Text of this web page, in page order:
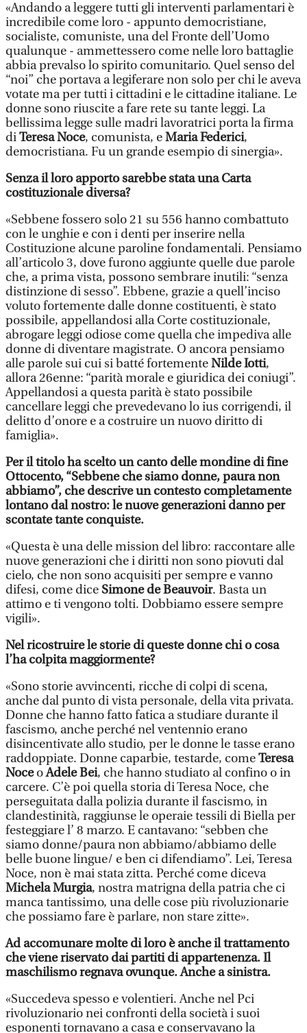
«Andando a leggere tutti gli interventi parlamentari è
incredibile come loro - appunto democristiane,
socialiste, comuniste, una del Fronte dell’Uomo
qualunque - ammettessero come nelle loro battaglie
abbia prevalso lo spirito comunitario. Quel senso del
“noi” che portava a legiferare non solo per chi le aveva
votate ma per tutti i cittadini e le cittadine italiane. Le
donne sono riuscite a fare rete su tante leggi. La
bellissima legge sulle madri lavoratrici porta la firma
diTeresa Noce, comunista, eMaria Federici,
democristiana. Fu un grande esempio di sinergia».
Senza il loro apporto sarebbe stata una Carta
costituzionale diversa?
«Sebbene fossero solo 21 su 556 hanno combattuto
con le unghie e con i denti per inserire nella
Costituzione alcune paroline fondamentali. Pensiamo
all’articolo 3, dove furono aggiunte quelle due parole
che, a prima vista, possono sembrare inutili: “senza
distinzione di sesso”. Ebbene, grazie a quell’inciso
voluto fortemente dalle donne costituenti, è stato
possibile, appellandosi alla Corte costituzionale,
abrogare leggi odiose come quella che impediva alle
donne di diventare magistrate. O ancora pensiamo
alle parole sui cui si batté fortementeNilde Iotti,
allora 26enne: “parità morale e giuridica dei coniugi”.
Appellandosi a questa parità è stato possibile
cancellare leggi che prevedevano lo ius corrigendi, il
delitto d’onore e a costruire un nuovo diritto di
famiglia».
Per il titolo ha scelto un canto delle mondine di fine
Ottocento, “Sebbene che siamo donne, paura non
abbiamo”, che descrive un contesto completamente
lontano dal nostro: le nuove generazioni danno per
scontate tante conquiste.
«Questa è una delle mission del libro: raccontare alle
nuove generazioni che i diritti non sono piovuti dal
cielo, che non sono acquisiti per sempre e vanno
difesi, come dice Simone de Beauvoir. Basta un
attimo e ti vengono tolti. Dobbiamo essere sempre
vigili».
Nel ricostruire le storie di queste donne chi o cosa
l’ha colpita maggiormente?
«Sono storie avvincenti, ricche di colpi di scena,
anche dal punto di vista personale, della vita privata.
Donne che hanno fatto fatica a studiare durante il
fascismo, anche perché nel ventennio erano
disincentivate allo studio, per le donne le tasse erano
raddoppiate. Donne caparbie, testarde, comeTeresa
NoceoAdele Bei, che hanno studiato al confino o in
carcere. C’è poi quella storia di Teresa Noce, che
perseguitata dalla polizia durante il fascismo, in
clandestinità, raggiunse le operaie tessili di Biella per
festeggiare l’ 8 marzo. E cantavano: “sebben che
siamo donne/paura non abbiamo/abbiamo delle
belle buone lingue/ e ben ci difendiamo”. Lei, Teresa
Noce, non è mai stata zitta. Perché come diceva
Michela Murgia, nostra matrigna della patria che ci
manca tantissimo, una delle cose più rivoluzionarie
che possiamo fare è parlare, non stare zitte».
Ad accomunare molte di loro è anche il trattamento
che viene riservato dai partiti di appartenenza. Il
maschilismo regnava ovunque. Anche a sinistra.
«Succedeva spesso e volentieri. Anche nel Pci
rivoluzionario nei confronti della società i suoi
esponenti tornavano a casa e conservavano la